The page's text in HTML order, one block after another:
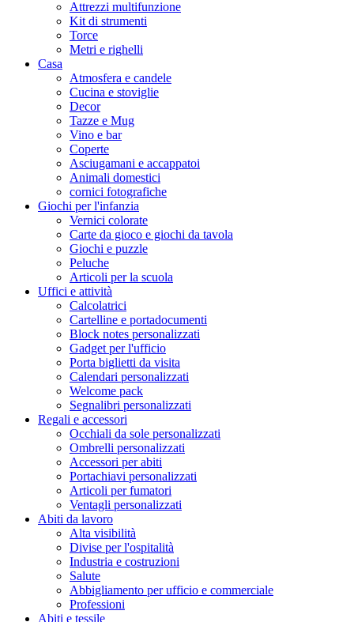
Attrezzi multifunzione
Kit di strumenti
Torce
Metri e righelli
Casa
Atmosfera e candele
Cucina e stoviglie
Decor
Tazze e Mug
Vino e bar
Coperte
Asciugamani e accappatoi
Animali domestici
cornici fotografiche
Giochi per l'infanzia
Vernici colorate
Carte da gioco e giochi da tavola
Giochi e puzzle
Peluche
Articoli per la scuola
Uffici e attività
Calcolatrici
Cartelline e portadocumenti
Block notes personalizzati
Gadget per l'ufficio
Porta biglietti da visita
Calendari personalizzati
Welcome pack
Segnalibri personalizzati
Regali e accessori
Occhiali da sole personalizzati
Ombrelli personalizzati
Accessori per abiti
Portachiavi personalizzati
Articoli per fumatori
Ventagli personalizzati
Abiti da lavoro
Alta visibilità
Divise per l'ospitalità
Industria e costruzioni
Salute
Abbigliamento per ufficio e commerciale
Professioni
Abiti e tessile